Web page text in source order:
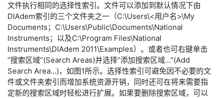
文件执行相同的选择性索引。文件可以添加到默认情况下由
DIAdem索引的三个文件夹之一（C:\Users\<用户名>\My
Documents；C:\Users\Public\Documents\National
Instruments；以及C:\Program Files\National
Instruments\DIAdem 2011\Examples）。或者也可右键单击
“搜索区域”(Search Areas)并选择“添加搜索区域...”(Add
Search Area...)，如图1所示。选择性索引可避免因不必要的文
件或文件夹索引而增加系统资源开销，同时还可在将来需要指
定新的搜索区域时轻松进行扩展。如果要删除搜索区域，可以